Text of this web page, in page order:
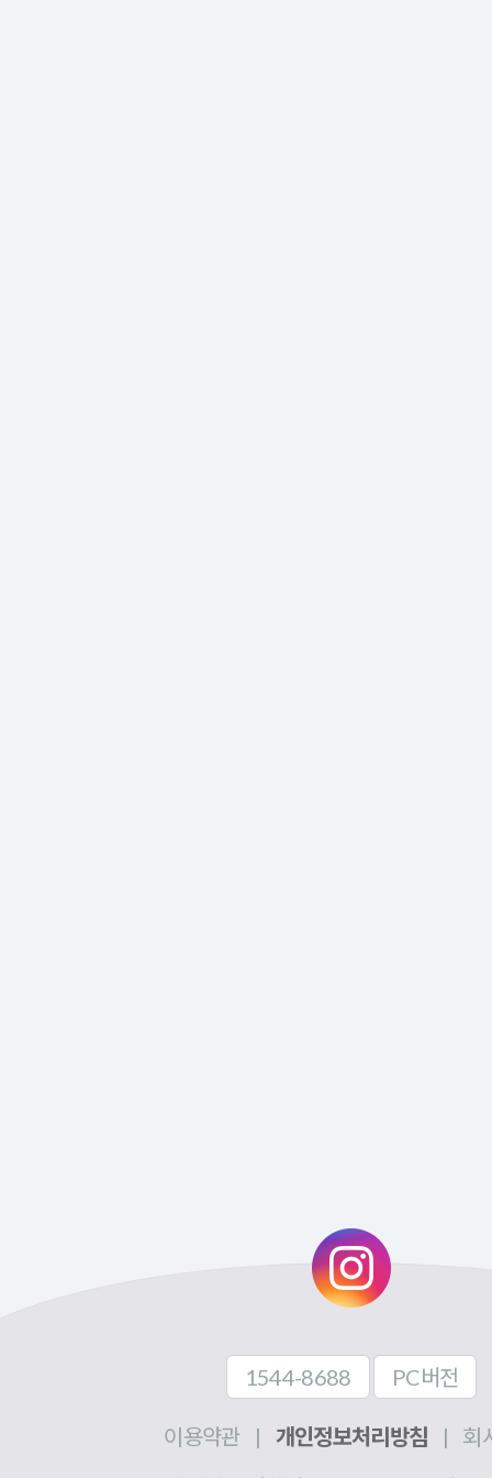
1544-8688 PC버전
이용약관 | 개인정보처리방침 |
회